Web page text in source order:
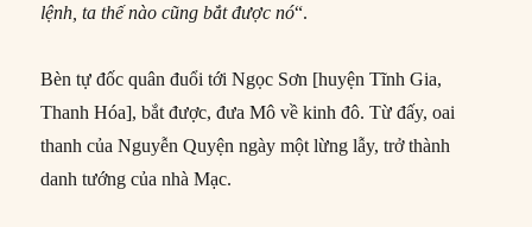
lệnh, ta thế nào cũng bắt được nó“.
Bèn tự đốc quân đuổi tới Ngọc Sơn [huyện Tĩnh Gia,
Thanh Hóa], bắt được, đưa Mô về kinh đô. Từ đấy, oai
thanh của Nguyễn Quyện ngày một lừng lẫy, trở thành
danh tướng của nhà Mạc.